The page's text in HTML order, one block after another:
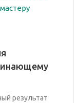
результат